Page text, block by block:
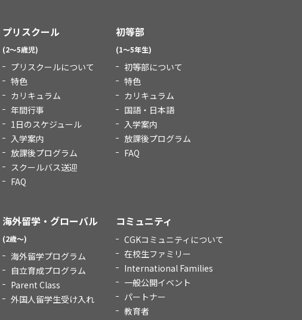
プリスクール
(2～5歳児)
プリスクールについて
特色
カリキュラム
年間行事
1日のスケジュール
入学案内
放課後プログラム
スクールバス送迎
FAQ
初等部
(1～5年生)
初等部について
特色
カリキュラム
国語・日本語
入学案内
放課後プログラム
FAQ
海外留学・グローバル
(2歳～)
海外留学プログラム
自立育成プログラム
Parent Class
外国人留学生受け入れ
コミュニティ
CGKコミュニティについて
在校生ファミリー
International Families
一般公開イベント
パートナー
教育者